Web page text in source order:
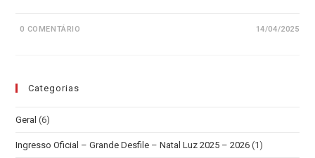
0 COMENTÁRIO 14/04/2025
Categorias
Geral (6)
Ingresso Oficial – Grande Desfile – Natal Luz 2025 – 2026 (1)